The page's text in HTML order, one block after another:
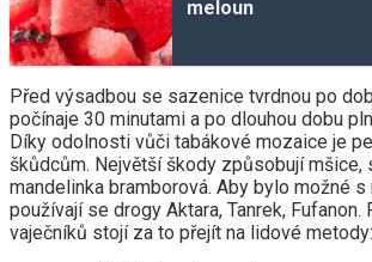
meloun
Před výsadbou se sazenice tvrdnou po
počínaje 30 minutami a po dlouhou dobu
Díky odolnosti vůči tabákové mozaice je
škůdcům. Největší škody způsobují mšice,
mandelinka bramborová. Aby bylo možné
používají se drogy Aktara, Tanrek, Fufanon.
vaječníků stojí za to přejít na lidové metody: